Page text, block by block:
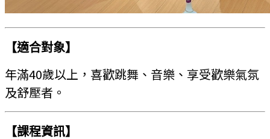
【適合對象】
年滿40歲以上， 喜歡跳舞、音樂、享受歡樂氣氛
及舒壓者。
【課程資訊】